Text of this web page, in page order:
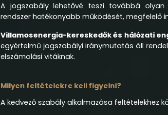
A jogszabály lehetővé teszi továbbá
rendszer hatékonyabb működését, megfelelő
Villamosenergia-kereskedők és hálózati
egyértelmű jogszabályi iránymutatás áll
elszámolási vitáknak.
Milyen feltételekre kell figyelni?
A kedvező szabály alkalmazása feltételekhez